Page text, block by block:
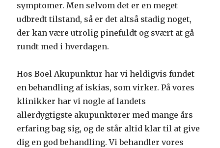
symptomer. Men selvom det er en meget
udbredt tilstand, så er det altså stadig noget,
der kan være utrolig pinefuldt og svært at gå
rundt med i hverdagen.
Hos Boel Akupunktur har vi heldigvis fundet
en behandling af iskias, som virker. På vores
klinikker har vi nogle af landets
allerdygtigste akupunktører med mange års
erfaring bag sig, og de står altid klar til at give
dig en god behandling. Vi behandler vores